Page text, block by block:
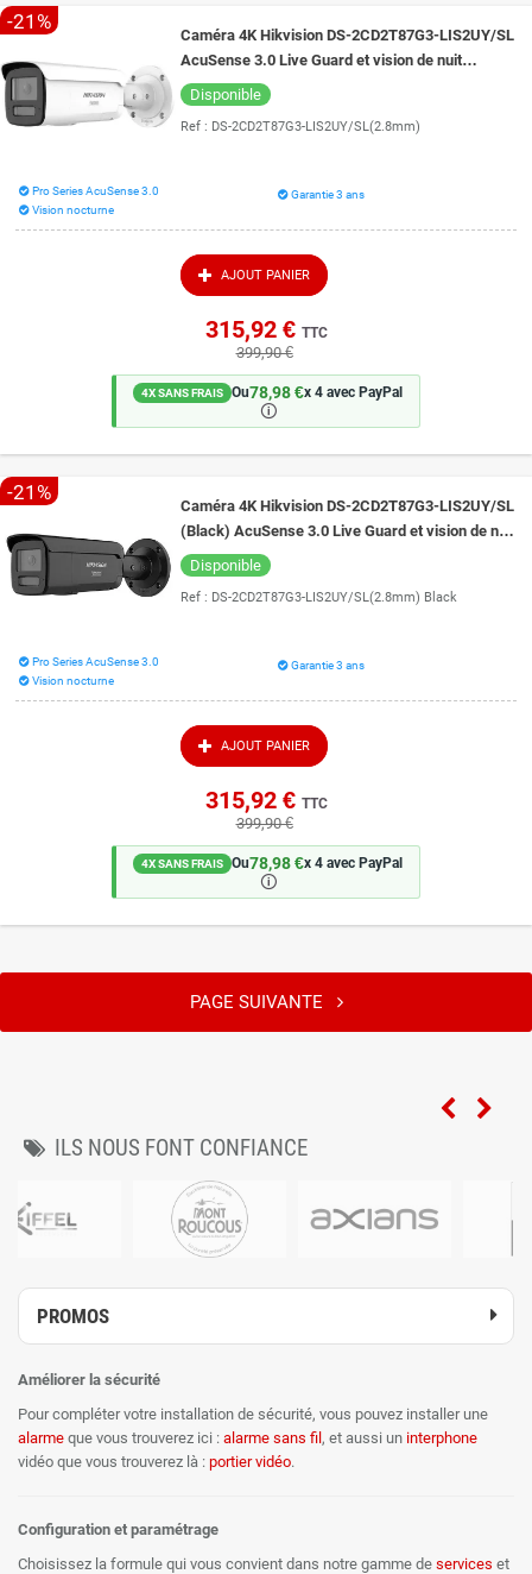
-21%
Caméra 4K Hikvision DS-2CD2T87G3-LIS2UY/SL
AcuSense 3.0 Live Guard et vision de nuit
intelligente 60 mètres ColorVu 3.0
Disponible
Ref : DS-2CD2T87G3-LIS2UY/SL(2.8mm)
Pro Series AcuSense 3.0
Vision nocturne
Garantie 3 ans
AJOUT PANIER
315,92 € TTC
399,90 €
4X SANS FRAIS Ou78,98 €x 4 avec PayPal
🛈
-21%
Caméra 4K Hikvision DS-2CD2T87G3-LIS2UY/SL
(Black) AcuSense 3.0 Live Guard et vision de nuit
intelligente 60 mètres ColorVu 3.0
Disponible
Ref : DS-2CD2T87G3-LIS2UY/SL(2.8mm) Black
Pro Series AcuSense 3.0
Vision nocturne
Garantie 3 ans
AJOUT PANIER
315,92 € TTC
399,90 €
4X SANS FRAIS Ou78,98 €x 4 avec PayPal
🛈
PAGE SUIVANTE
ILS NOUS FONT CONFIANCE
PROMOS
Améliorer la sécurité
Pour compléter votre installation de sécurité, vous pouvez installer une
alarme que vous trouverez ici : alarme sans fil , et aussi un interphone
vidéo que vous trouverez là : portier vidéo.
Configuration et paramétrage
Choisissez la formule qui vous convient dans notre gamme de services et